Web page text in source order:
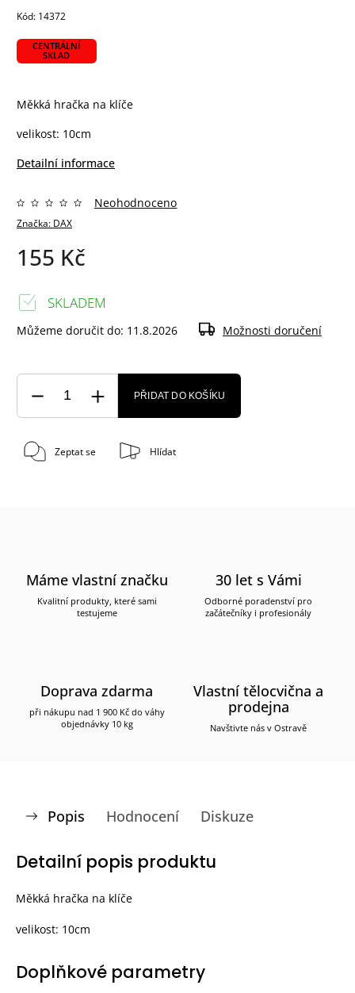
Kód: 14372
CENTRÁLNÍ
SKLAD
Měkká hračka na klíče
velikost: 10cm
Detailní informace
Značka: DAX
Neohodnoceno
155 Kč
SKLADEM
Můžeme doručit do: 11.8.2026 Možnosti doručení
PŘIDAT DO KOŠÍKU
Zeptat se Hlídat
Máme vlastní značku
Kvalitní produkty, které sami
testujeme
30 let s Vámi
Odborné poradenství pro
začátečníky i profesionály
Doprava zdarma
při nákupu nad 1 900 Kč do váhy
objednávky 10 kg
Vlastní tělocvična a
prodejna
Navštivte nás v Ostravě
Popis Hodnocení Diskuze
Detailní popis produktu
Měkká hračka na klíče
velikost: 10cm
Doplňkové parametry